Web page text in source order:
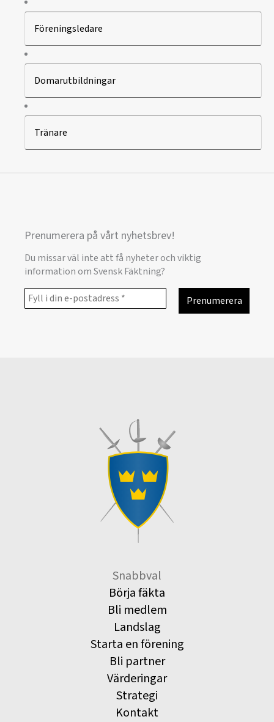
Föreningsledare
Domarutbildningar
Tränare
Prenumerera på vårt nyhetsbrev!
Du missar väl inte att få nyheter och viktig
information om Svensk Fäktning?
Snabbval
Börja fäkta
Bli medlem
Landslag
Starta en förening
Bli partner
Värderingar
Strategi
Kontakt